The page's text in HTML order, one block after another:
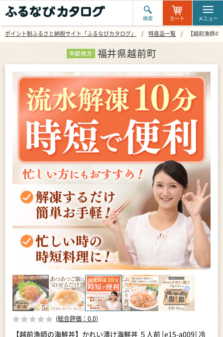
検索 カート メニュー
ポイント制ふるさと納税サイト「ふるなびカタログ」 特産品一覧 【越前漁師
中部地方 福井県越前町
(総合評価： 0.0)
【越前漁師の海鮮丼】かれい漬け海鮮丼 ５人前 [e15-a009] 冷